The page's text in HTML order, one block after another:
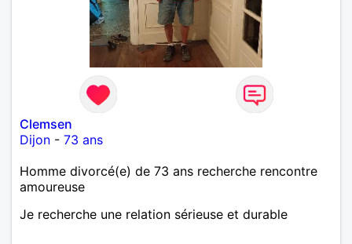
Clemsen
Dijon - 73 ans
Homme divorcé(e) de 73 ans recherche rencontre
amoureuse
Je recherche une relation sérieuse et durable